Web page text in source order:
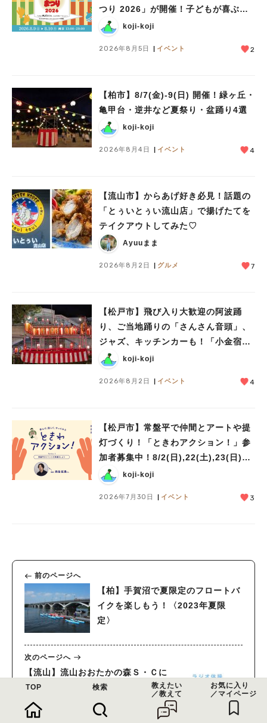
つり 2026」が開催！子どもが喜ぶワ
ークショップや限定ヒーローショーも
koji-koji
2026年8月5日 イベント 2
【柏市】8/7(金)‐9(日) 開催！緑ヶ丘・
亀甲台・逆井など夏祭り・盆踊り4選
koji-koji
2026年8月4日 イベント 4
【流山市】からあげ好き必見！話題の
「とぅいとぅい流山店」で揚げたてを
テイクアウトしてみた♡
Ayuuまま
2026年8月2日 グルメ 7
【松戸市】飛び入り大歓迎の阿波踊
り、ご当地踊りの「さんさん音頭」、
ジャズ、キッチンカーも！「小金宿ま
つり」8/28-30開催！
koji-koji
2026年8月2日 イベント 4
【松戸市】常盤平で仲間とアートや提
灯づくり！「ときわアクション！」参
加者募集中！8/2(日),22(土),23(日)開
催！
koji-koji
2026年7月30日 イベント 3
前のページへ
【柏】手賀沼で夏限定のフロートバ
イクを楽しもう！〈2023年夏限
定〉
次のページへ
【流山】流山おおたかの森Ｓ・Ｃに
てラジオ体操を開催中！
TOP 検索
教えたい
／教えて
お気に入り
／マイページ